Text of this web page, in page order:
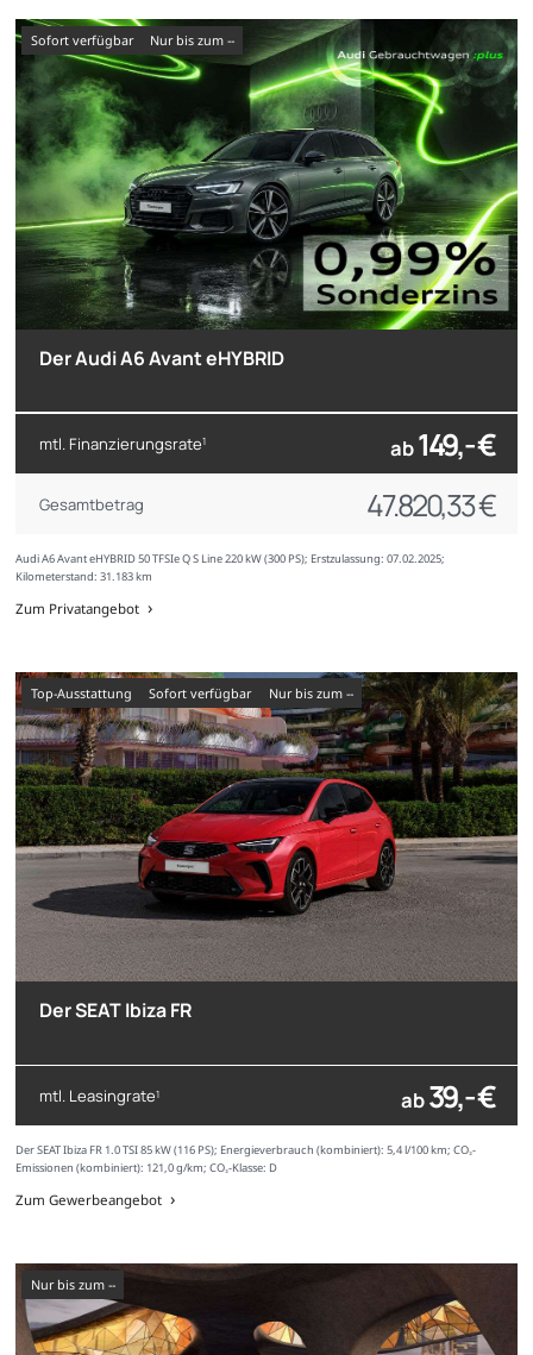
sofort verfügbar nur bis zum --
Der Audi A6 Avant eHYBRID
mtl. Finanzierungsrate1 ab149,- €
Gesamtbetrag 47.820,33 €
Audi A6 Avant eHYBRID 50 TFSIe Q S Line 220 kW (300 PS); Erstzulassung: 07.02.2025;
Kilometerstand: 31.183 km
Zum Privatangebot
Top-Ausstattung sofort verfügbar nur bis zum --
Der SEAT Ibiza FR
mtl. Leasingrate1 ab39,- €
Der SEAT Ibiza FR 1.0 TSI 85 kW (116 PS); Energieverbrauch (kombiniert): 5,4 l/100 km; CO₂-
Emissionen (kombiniert): 121,0 g/km; CO₂-Klasse: D
Zum Gewerbeangebot
nur bis zum --